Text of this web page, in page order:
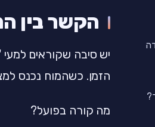
הקשר בין
יש סיבה שקוראים
הזמן. כשהמוח נכנס
מה קורה בפועל?